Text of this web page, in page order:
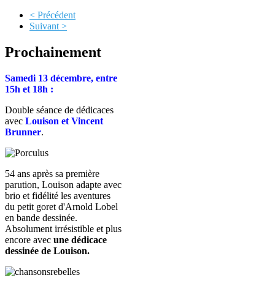
< Précédent
Suivant >
Prochainement
Samedi 13 décembre, entre
15h et 18h :
Double séance de dédicaces
avec Louison et Vincent
Brunner.
54 ans après sa première
parution, Louison adapte avec
brio et fidélité les aventures
du petit goret d'Arnold Lobel
en bande dessinée.
Absolument irrésistible et plus
encore avec une dédicace
dessinée de Louison.